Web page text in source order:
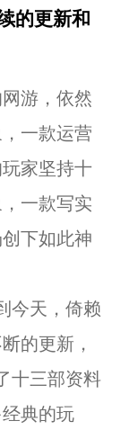
的更新和
游，依然
一款运营
家坚持十
一款写实
下如此神
天，倚赖
的更新，
十三部资料
典的玩